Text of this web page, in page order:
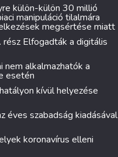
külön-külön 30 millió
manipuláció tilalmára
megsértése miatt
Elfogadták a digitális
alkalmazhatók a
esetén
kívül helyezése
éves szabadság kiadásával
koronavírus elleni